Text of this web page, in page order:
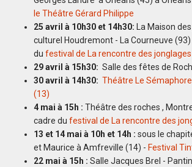
le Théâtre Gérard Philippe
25 avril à 10h30 et 14h30: La Maison
culturel Houdremont - La Courneuve
du festival de La rencontre des jonglages
29 avril à 15h30: Salle des fêtes de
30 avril à 14h30: Théâtre Le
(13)
4 mai à 15h : Théâtre des roches ,
cadre du festival de La rencontre des
13 et 14 mai à 10h et 14h : sous le
et Maurice à Amfreville (14) - Festival
22 mai à 15h : Salle Jacques Brel -